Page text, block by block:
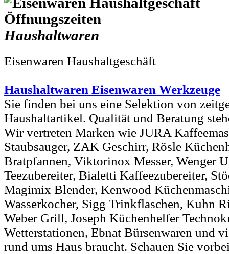
Haushaltwaren
Eisenwaren Haushaltgeschäft
Haushaltwaren Eisenwaren Werkzeuge
Sie finden bei uns eine Selektion von
Haushaltartikel. Qualität und Beratung
Wir vertreten Marken wie JURA
Staubsauger, ZAK Geschirr, Rösle
Bratpfannen, Viktorinox Messer, Wenger
Teezubereiter, Bialetti Kaffeezubereiter,
Magimix Blender, Kenwood
Wasserkocher, Sigg Trinkflaschen, Kuhn
Weber Grill, Joseph Küchenhelfer
Wetterstationen, Ebnat Bürsenwaren und
rund ums Haus braucht. Schauen Sie